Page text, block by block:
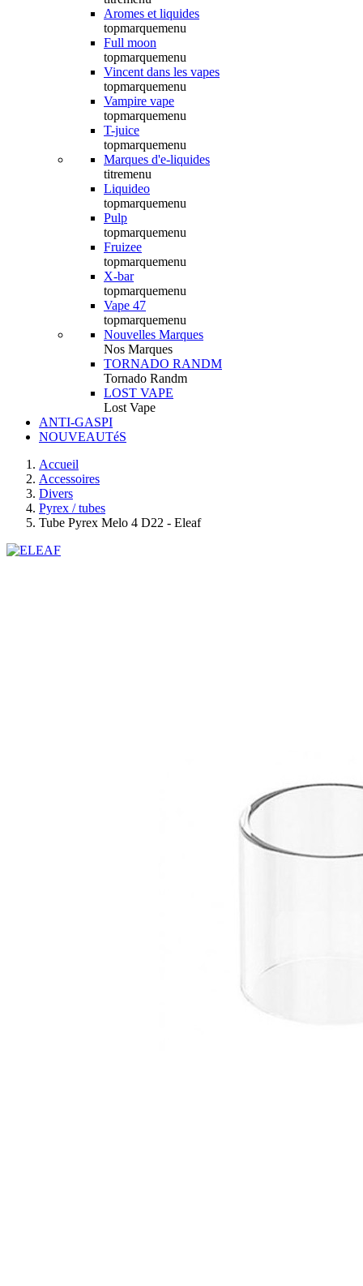
Aromes et liquides
topmarquemenu
Full moon
topmarquemenu
Vincent dans les vapes
topmarquemenu
Vampire vape
topmarquemenu
T-juice
topmarquemenu
Marques d'e-liquides
titremenu
Liquideo
topmarquemenu
Pulp
topmarquemenu
Fruizee
topmarquemenu
X-bar
topmarquemenu
Vape 47
topmarquemenu
Nouvelles Marques
Nos Marques
TORNADO RANDM
Tornado Randm
LOST VAPE
Lost Vape
ANTI-GASPI
NOUVEAUTéS
Accueil
Accessoires
Divers
Pyrex / tubes
Tube Pyrex Melo 4 D22 - Eleaf